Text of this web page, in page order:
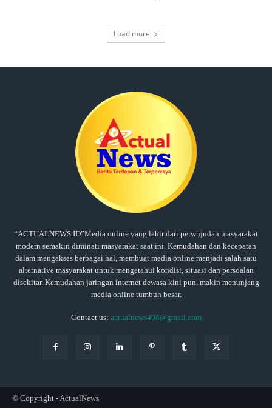
Load more
“ACTUALNEWS.ID”Media online yang lahir dari perwujudan masyarakat
modern semakin diminati masyarakat saat ini. Kemudahan dan kecepatan
dalam mengakses berbagai hal, membuat media online menjadi salah satu
alternative masyarakat untuk mengetahui kondisi, situasi dan persoalan
disekitar. Kemudahan jaringan internet dewasa kini pun, makin menunjang
media online tumbuh besar.
Contact us: actualnews408@gmail.com
© Copyright - ActualNews